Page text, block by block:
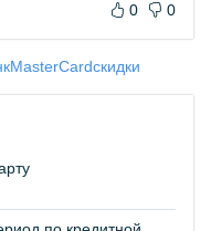
0 0
MasterCardскидки